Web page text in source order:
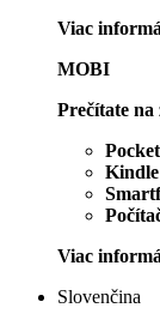
Viac
MOBI
Prečítate na
Kindle
Viac
Slovenčina